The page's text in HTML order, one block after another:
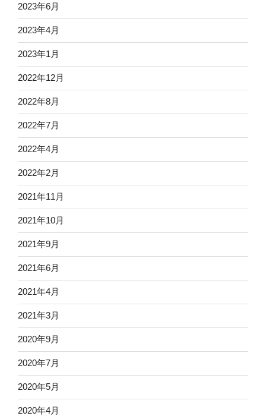
2023年6月
2023年4月
2023年1月
2022年12月
2022年8月
2022年7月
2022年4月
2022年2月
2021年11月
2021年10月
2021年9月
2021年6月
2021年4月
2021年3月
2020年9月
2020年7月
2020年5月
2020年4月